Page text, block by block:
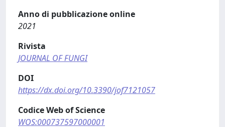
Anno di pubblicazione online
2021
Rivista
JOURNAL OF FUNGI
DOI
https://dx.doi.org/10.3390/jof7121057
Codice Web of Science
WOS:000737597000001